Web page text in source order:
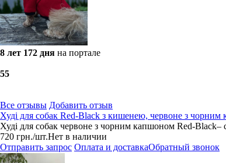
8 лет 172 дня на портале
55
Все отзывы Добавить отзыв
Худі для собак Red-Black з кишенею, червоне з
Худі для собак червоне з чорним капшоном Red-Black–
720 грн./шт.Нет в наличии
Отправить запрос Оплата и доставкаОбратный звонок